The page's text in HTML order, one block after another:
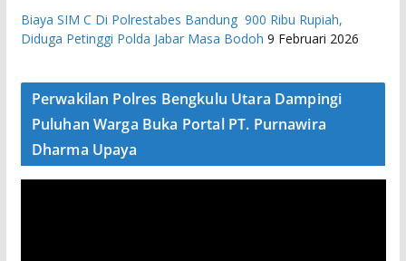
Biaya SIM C Di Polrestabes Bandung 900 Ribu Rupiah,
Diduga Petinggi Polda Jabar Masa Bodoh 9 Februari 2026
Perwakilan Polres Bengkulu Utara Dampingi
Puluhan Warga Buka Portal PT. Purnawira
Dharma Upaya